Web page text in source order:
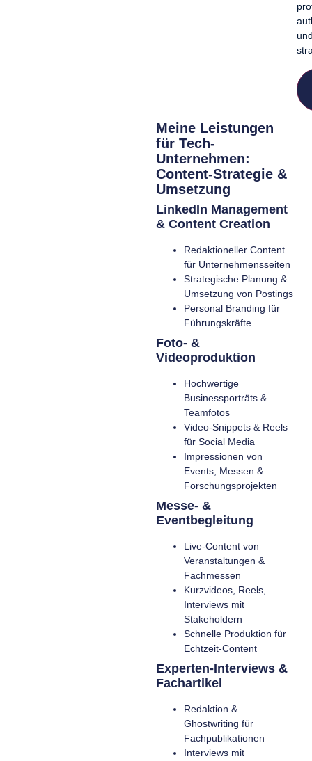
Meine Leistungen
für Tech-
Unternehmen:
Content-Strategie &
Umsetzung
LinkedIn Management
& Content Creation
Redaktioneller Content
für Unternehmensseiten
Strategische Planung &
Umsetzung von Postings
Personal Branding für
Führungskräfte
Foto- &
Videoproduktion
Hochwertige
Businessporträts &
Teamfotos
Video-Snippets & Reels
für Social Media
Impressionen von
Events, Messen &
Forschungsprojekten
Messe- &
Eventbegleitung
Live-Content von
Veranstaltungen &
Fachmessen
Kurzvideos, Reels,
Interviews mit
Stakeholdern
Schnelle Produktion für
Echtzeit-Content
Experten-Interviews &
Fachartikel
Redaktion &
Ghostwriting für
Fachpublikationen
Interviews mit